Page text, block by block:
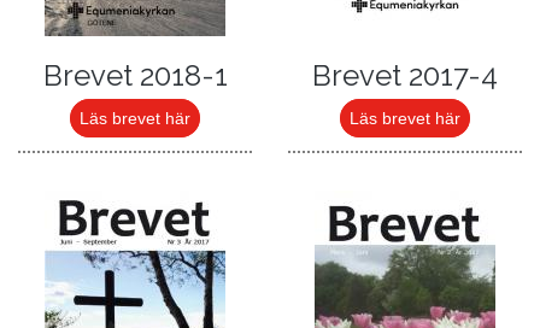
Brevet 2018-1
Läs brevet här
Brevet 2017-4
Läs brevet här